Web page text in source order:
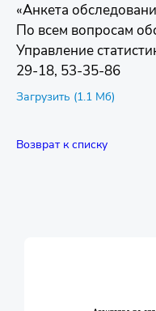
«Анкета
По всем вопросам
Управление
29-18, 53-35-86
Загрузить (1.1 Мб)
Возврат к списку